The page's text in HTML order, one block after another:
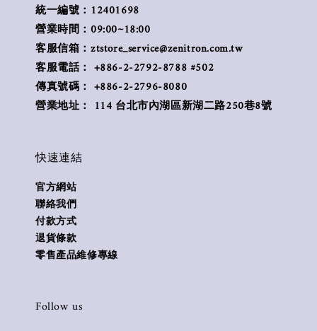
統一編號：12401698
營業時間：09:00~18:00
客服信箱：ztstore_service@zenitron.com.tw
客服電話： +886-2-2792-8788 #502
傳真號碼： +886-2-2796-8080
營業地址： 114 台北市內湖區新湖二路250巷8號
快速連結
官方網站
聯絡我們
付款方式
退貨條款
零售產品維修專線
Follow us